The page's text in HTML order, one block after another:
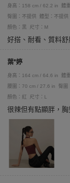
身高：158 cm / 62.2 in 體
臀圍：不提供
體型：不提供
顏色：黑
尺寸：M
好搭、耐看、質料舒
葉*婷
身高：164 cm / 64.6 in 體
腰圍：70 cm / 27.6 in
臀圍
顏色：紅
尺寸：L
很辣但有點顯胖，